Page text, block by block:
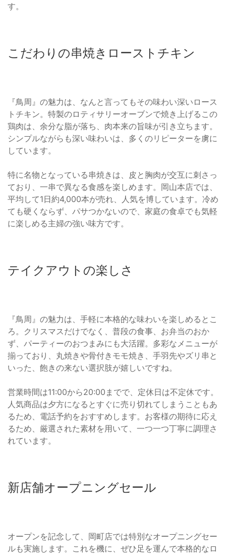
す。
こだわりの串焼きローストチキン
『鳥周』の魅力は、なんと言ってもその味わい深いロース
トチキン。特製のロティサリーオーブンで焼き上げるこの
鶏肉は、余分な脂が落ち、肉本来の旨味が引き立ちます。
シンプルながらも深い味わいは、多くのリピーターを虜に
しています。
特に名物となっている串焼きは、皮と胸肉が交互に刺さっ
ており、一串で異なる食感を楽しめます。岡山本店では、
平均して1日約4,000本が売れ、人気を博しています。冷め
ても硬くならず、パサつかないので、家庭の食卓でも気軽
に楽しめる主婦の強い味方です。
テイクアウトの楽しさ
『鳥周』の魅力は、手軽に本格的な味わいを楽しめるとこ
ろ。クリスマスだけでなく、普段の食事、お弁当のおか
ず、パーティーのおつまみにも大活躍。多彩なメニューが
揃っており、丸焼きや骨付きモモ焼き、手羽先やズリ串と
いった、飽きの来ない選択肢が嬉しいですね。
営業時間は11:00から20:00までで、定休日は不定休です。
人気商品は夕方になるとすぐに売り切れてしまうこともあ
るため、電話予約をおすすめします。お客様の期待に応え
るため、厳選された素材を用いて、一つ一つ丁寧に調理さ
れています。
新店舗オープニングセール
オープンを記念して、岡町店では特別なオープニングセー
ルも実施します。これを機に、ぜひ足を運んで本格的なロ